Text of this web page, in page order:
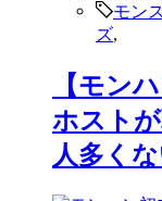
モン
ズ
【モン
ホスト
人多く